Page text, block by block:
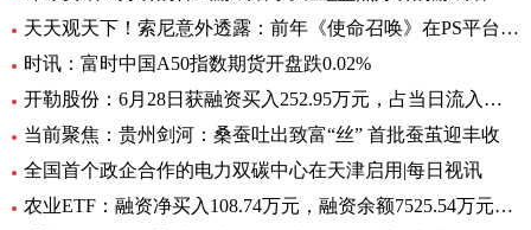
天天观天下！索尼意外透露：前年《使命召唤》在PS平台创造超8亿美元收入
时讯：富时中国A50指数期货开盘跌0.02%
开勒股份：6月28日获融资买入252.95万元，占当日流入资金比例11.65%-世界即时
当前聚焦：贵州剑河：桑蚕吐出致富“丝” 首批蚕茧迎丰收
全国首个政企合作的电力双碳中心在天津启用|每日视讯
农业ETF：融资净买入108.74万元，融资余额7525.54万元（06-28）